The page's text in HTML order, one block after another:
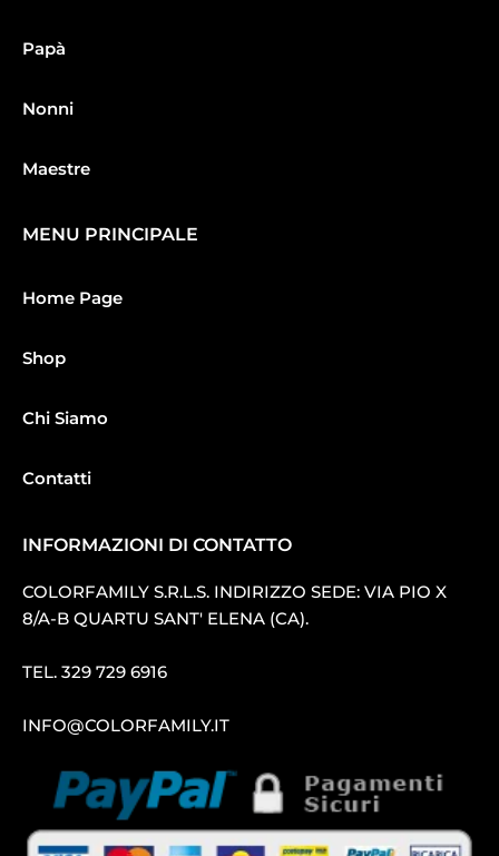
Papà
Nonni
Maestre
MENU PRINCIPALE
Home Page
Shop
Chi Siamo
Contatti
INFORMAZIONI DI CONTATTO
COLORFAMILY S.R.L.S. INDIRIZZO SEDE: VIA PIO X
8/A-B QUARTU SANT′ ELENA (CA).
TEL. 329 729 6916
INFO@COLORFAMILY.IT